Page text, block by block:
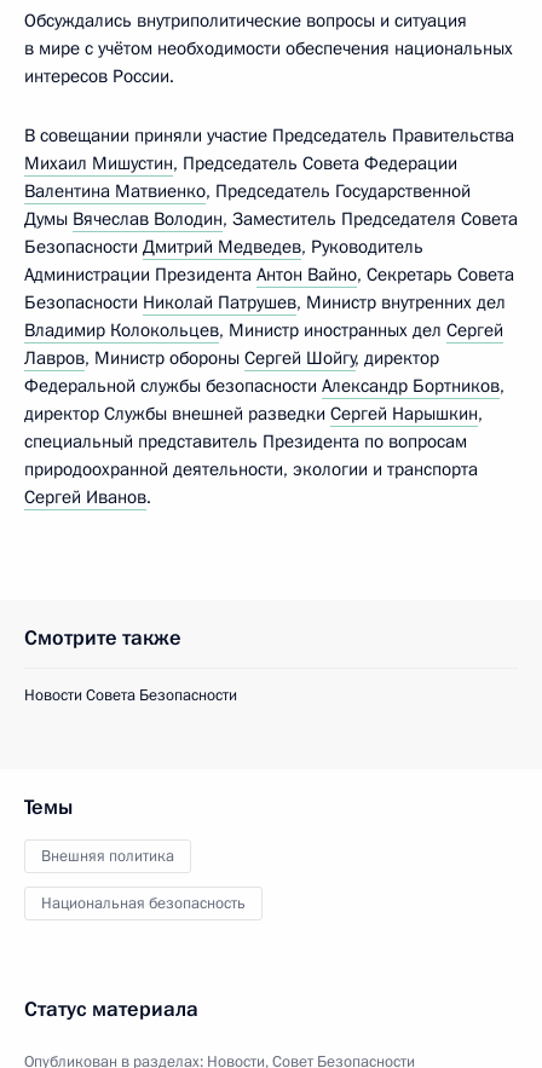
Обсуждались внутриполитические вопросы и ситуация
в мире с учётом необходимости обеспечения национальных
интересов России.
В совещании приняли участие Председатель Правительства
Михаил Мишустин, Председатель Совета Федерации
Валентина Матвиенко, Председатель Государственной
Думы Вячеслав Володин, Заместитель Председателя Совета
Безопасности Дмитрий Медведев, Руководитель
Администрации Президента Антон Вайно, Секретарь Совета
Безопасности Николай Патрушев, Министр внутренних дел
Владимир Колокольцев, Министр иностранных дел Сергей
Лавров, Министр обороны Сергей Шойгу, директор
Федеральной службы безопасности Александр Бортников,
директор Службы внешней разведки Сергей Нарышкин,
специальный представитель Президента по вопросам
природоохранной деятельности, экологии и транспорта
Сергей Иванов.
Смотрите также
Новости Совета Безопасности
Темы
Внешняя политика
Национальная безопасность
Статус материала
Опубликован в разделах: Новости,Совет Безопасности